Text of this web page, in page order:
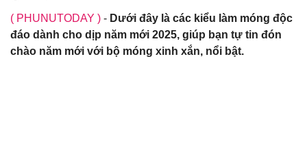
( PHUNUTODAY ) - Dưới đây là các kiểu làm móng độc
đáo dành cho dịp năm mới 2025, giúp bạn tự tin đón
chào năm mới với bộ móng xinh xắn, nổi bật.